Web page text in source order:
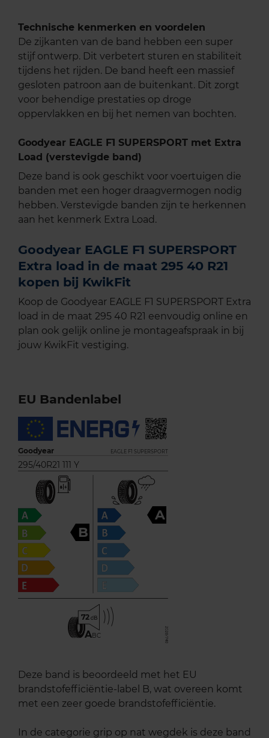
Technische kenmerken en voordelen
De zijkanten van de band hebben een super
stijf ontwerp. Dit verbetert sturen en stabiliteit
tijdens het rijden. De band heeft een massief
gesloten patroon aan de buitenkant. Dit zorgt
voor behendige prestaties op droge
oppervlakken en bij het nemen van bochten.
Goodyear EAGLE F1 SUPERSPORT met Extra
Load (verstevigde band)
Deze band is ook geschikt voor voertuigen die
banden met een hoger draagvermogen nodig
hebben. Verstevigde banden zijn te herkennen
aan het kenmerk Extra Load.
Goodyear EAGLE F1 SUPERSPORT
Extra load in de maat 295 40 R21
kopen bij KwikFit
Koop de Goodyear EAGLE F1 SUPERSPORT Extra
load in de maat 295 40 R21 eenvoudig online en
plan ook gelijk online je montageafspraak in bij
jouw KwikFit vestiging.
EU Bandenlabel
Goodyear EAGLE F1 SUPERSPORT
295/40R21 111 Y
B
A
72
ABC
Deze band is beoordeeld met het EU
brandstofefficiëntie-label B, wat overeen komt
met een zeer goede brandstofefficiëntie.
In de categorie grip op nat wegdek is deze band